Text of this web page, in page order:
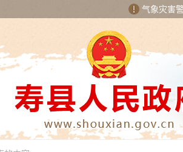
气象灾害